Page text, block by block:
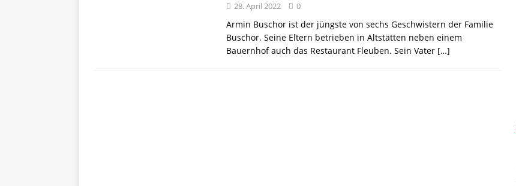
28. April 2022 0
Armin Buschor ist der jüngste von sechs Geschwistern der Familie
Buschor. Seine Eltern betrieben in Altstätten neben einem
Bauernhof auch das Restaurant Fleuben. Sein Vater […]